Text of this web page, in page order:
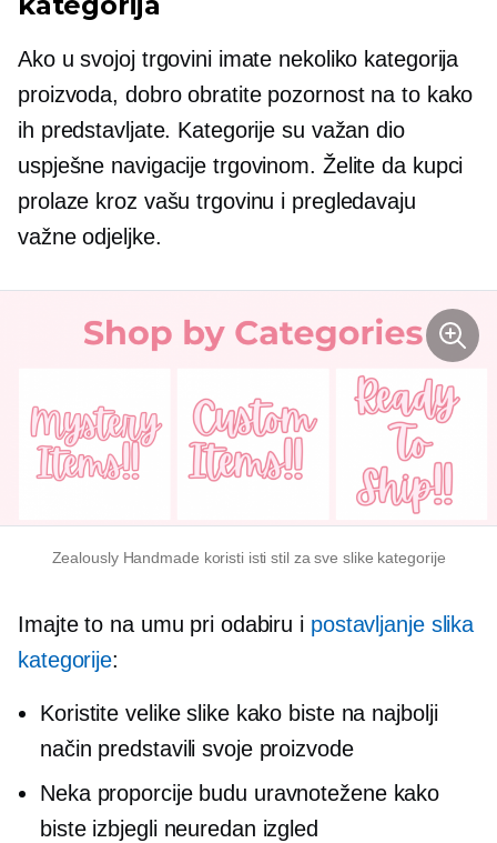
Ako u svojoj trgovini imate nekoliko kategorija
proizvoda, dobro obratite pozornost na to kako
ih predstavljate. Kategorije su važan dio
uspješne navigacije trgovinom. Želite da kupci
prolaze kroz vašu trgovinu i pregledavaju
važne odjeljke.
Zealously Handmade koristi isti stil za sve slike kategorije
Imajte to na umu pri odabiru i postavljanje slika
kategorije:
Koristite velike slike kako biste na najbolji
način predstavili svoje proizvode
Neka proporcije budu uravnotežene kako
biste izbjegli neuredan izgled